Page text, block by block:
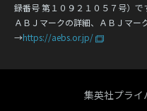
録番号 第１０９２１０５７号）で
ＡＢＪマークの詳細、ＡＢＪマー
→https://aebs.or.jp/
集英社プライ